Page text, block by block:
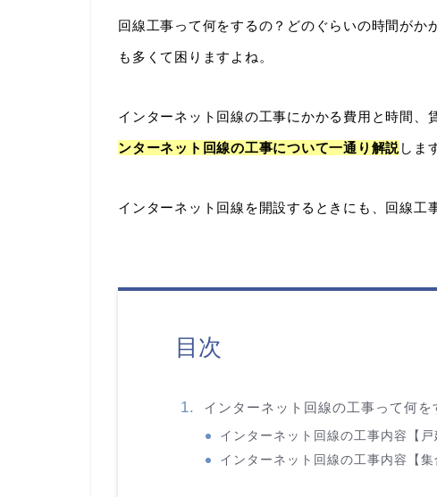
回線工事って何をするの？どのぐらいの時間がか
も多くて困りますよね。
インターネット回線の工事にかかる費用と時間、
ンターネット回線の工事について一通り解説しま
インターネット回線を開設するときにも、回線工
目次
インターネット回線の工事って何を
インターネット回線の工事内容【戸
インターネット回線の工事内容【集